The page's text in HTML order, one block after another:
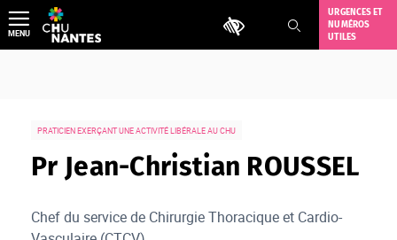
Aller
au
contenu
Outils d'accessibilité
URGENCES ET
NUMÉROS
UTILES
MENU
PRATICIEN EXERÇANT UNE ACTIVITÉ LIBÉRALE AU CHU
Pr Jean-Christian ROUSSEL
Chef du service de Chirurgie Thoracique et Cardio-